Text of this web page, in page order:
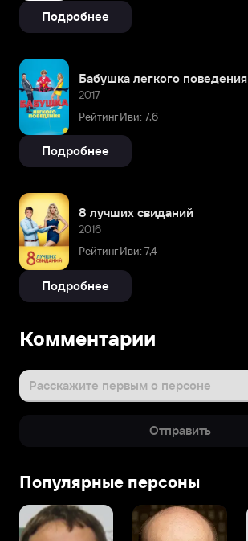
Подробнее
Бабушка легкого поведения
2017
Рейтинг Иви: 7,6
Подробнее
8 лучших свиданий
2016
Рейтинг Иви: 7,4
Подробнее
Комментарии
Расскажите первым о персоне
Отправить
Популярные персоны